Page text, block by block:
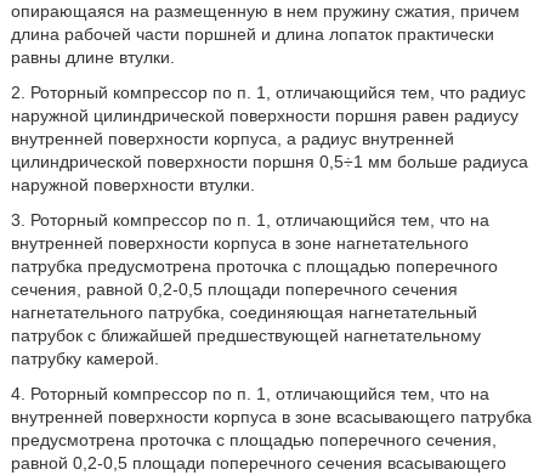
опирающаяся на размещенную в нем пружину сжатия, причем
длина рабочей части поршней и длина лопаток практически
равны длине втулки.
2. Роторный компрессор по п. 1, отличающийся тем, что радиус
наружной цилиндрической поверхности поршня равен радиусу
внутренней поверхности корпуса, а радиус внутренней
цилиндрической поверхности поршня 0,5÷1 мм больше радиуса
наружной поверхности втулки.
3. Роторный компрессор по п. 1, отличающийся тем, что на
внутренней поверхности корпуса в зоне нагнетательного
патрубка предусмотрена проточка с площадью поперечного
сечения, равной 0,2-0,5 площади поперечного сечения
нагнетательного патрубка, соединяющая нагнетательный
патрубок с ближайшей предшествующей нагнетательному
патрубку камерой.
4. Роторный компрессор по п. 1, отличающийся тем, что на
внутренней поверхности корпуса в зоне всасывающего патрубка
предусмотрена проточка с площадью поперечного сечения,
равной 0,2-0,5 площади поперечного сечения всасывающего